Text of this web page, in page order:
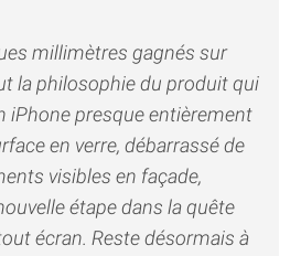
millimètres gagnés sur
la philosophie du produit qui
iPhone presque entièrement
en verre, débarrassé de
visibles en façade,
étape dans la quête
écran. Reste désormais à